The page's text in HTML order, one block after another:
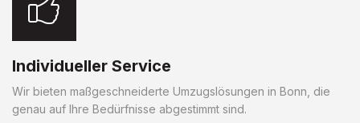
Individueller Service
Wir bieten maßgeschneiderte Umzugslösungen in Bonn, die
genau auf Ihre Bedürfnisse abgestimmt sind.